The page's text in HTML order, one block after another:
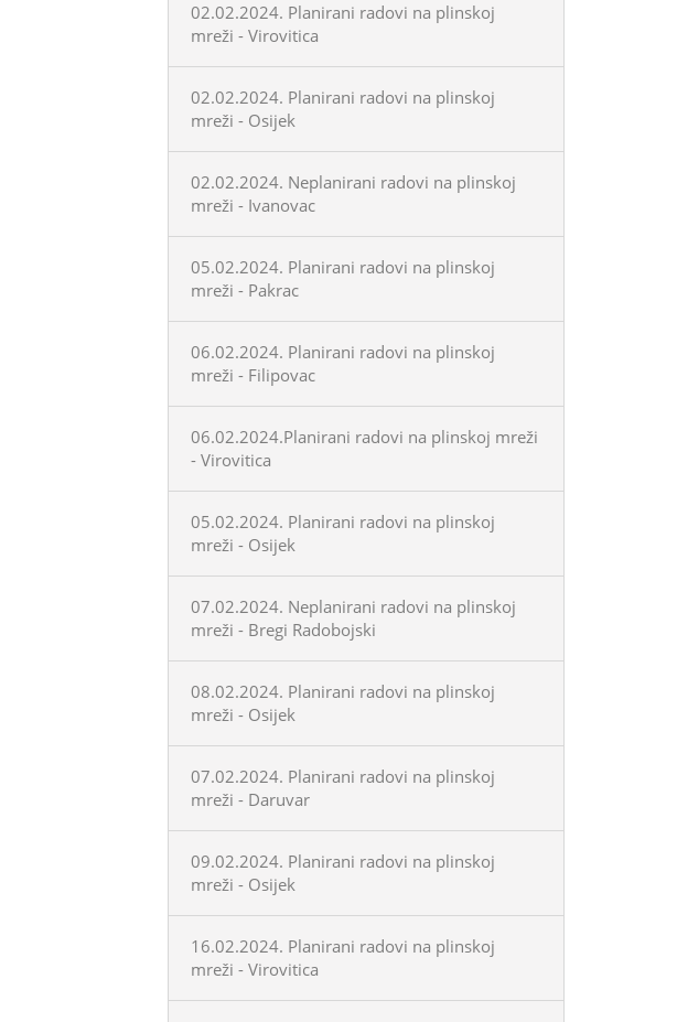
02.02.2024. Planirani radovi na plinskoj
mreži - Virovitica
02.02.2024. Planirani radovi na plinskoj
mreži - Osijek
02.02.2024. Neplanirani radovi na plinskoj
mreži - Ivanovac
05.02.2024. Planirani radovi na plinskoj
mreži - Pakrac
06.02.2024. Planirani radovi na plinskoj
mreži - Filipovac
06.02.2024.Planirani radovi na plinskoj mreži
- Virovitica
05.02.2024. Planirani radovi na plinskoj
mreži - Osijek
07.02.2024. Neplanirani radovi na plinskoj
mreži - Bregi Radobojski
08.02.2024. Planirani radovi na plinskoj
mreži - Osijek
07.02.2024. Planirani radovi na plinskoj
mreži - Daruvar
09.02.2024. Planirani radovi na plinskoj
mreži - Osijek
16.02.2024. Planirani radovi na plinskoj
mreži - Virovitica